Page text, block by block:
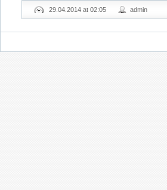
29.04.2014 at 02:05 admin